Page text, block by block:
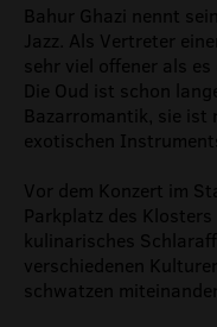
Bahur Ghazi nennt
Jazz. Als Vertreter
sehr viel offener als
Die Oud ist schon
Bazarromantik, sie ist
exotischen
Vor dem Konzert im
Parkplatz des
kulinarisches
verschiedenen
schwatzen miteinander.